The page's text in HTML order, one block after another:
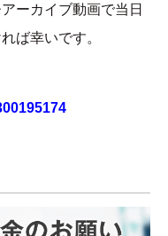
ーカイブ動画で当日
ば幸いです。